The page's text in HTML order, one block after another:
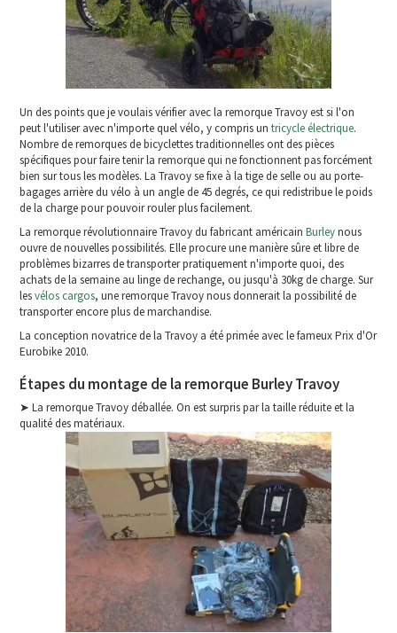
Un des points que je voulais vérifier avec la remorque Travoy est si l'on
peut l'utiliser avec n'importe quel vélo, y compris untricycle électrique.
Nombre de remorques de bicyclettes traditionnelles ont des pièces
spécifiques pour faire tenir la remorque qui ne fonctionnent pas forcément
bien sur tous les modèles. La Travoy se fixe à la tige de selle ou au porte-
bagages arrière du vélo à un angle de 45 degrés, ce qui redistribue le poids
de la charge pour pouvoir rouler plus facilement.
La remorque révolutionnaire Travoy du fabricant américainBurleynous
ouvre de nouvelles possibilités. Elle procure une manière sûre et libre de
problèmes bizarres de transporter pratiquement n'importe quoi, des
achats de la semaine au linge de rechange, ou jusqu'à 30kg de charge. Sur
lesvélos cargos, une remorque Travoy nous donnerait la possibilité de
transporter encore plus de marchandise.
La conception novatrice de la Travoy a été primée avec le fameux Prix d'Or
Eurobike 2010.
Étapes du montage de la remorque Burley Travoy
➤ La remorque Travoy déballée. On est surpris par la taille réduite et la
qualité des matériaux.